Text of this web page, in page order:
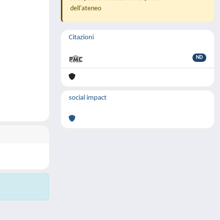
dell'ateneo
Citazioni
ND
social impact